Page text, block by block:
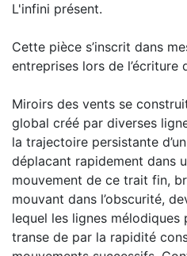
L'infini présent.
Cette pièce s’inscrit dans
entreprises lors de l’écriture
Miroirs des vents se
global créé par diverses
la trajectoire persistante
déplacant rapidement dans
mouvement de ce trait fin,
mouvant dans l’obscurité,
lequel les lignes
transe de par la rapidité